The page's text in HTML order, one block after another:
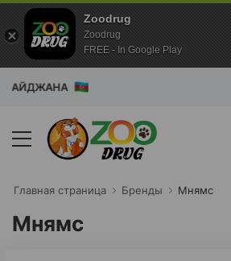
Главная cтраница Бренды Мнямс
Мнямс
Zoodrug
Zoodrug
FREE - In Google Play